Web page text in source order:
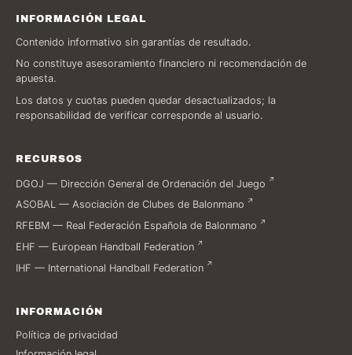
INFORMACIÓN LEGAL
Contenido informativo sin garantías de resultado.
No constituye asesoramiento financiero ni recomendación de
apuesta.
Los datos y cuotas pueden quedar desactualizados; la
responsabilidad de verificar corresponde al usuario.
RECURSOS
DGOJ — Dirección General de Ordenación del Juego
ASOBAL — Asociación de Clubes de Balonmano
RFEBM — Real Federación Española de Balonmano
EHF — European Handball Federation
IHF — International Handball Federation
INFORMACIÓN
Política de privacidad